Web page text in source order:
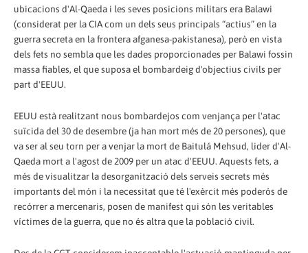
ubicacions d'Al-Qaeda i les seves posicions militars era Balawi
(considerat per la CIA com un dels seus principals “actius” en la
guerra secreta en la frontera afganesa-pakistanesa), però en vista
dels fets no sembla que les dades proporcionades per Balawi fossin
massa fiables, el que suposa el bombardeig d'objectius civils per
part d'EEUU.
EEUU està realitzant nous bombardejos com venjança per l'atac
suïcida del 30 de desembre (ja han mort més de 20 persones), que
va ser al seu torn per a venjar la mort de Baitulá Mehsud, lider d'Al-
Qaeda mort a l'agost de 2009 per un atac d'EEUU. Aquests fets, a
més de visualitzar la desorganització dels serveis secrets més
importants del món i la necessitat que té l'exèrcit més poderós de
recórrer a mercenaris, posen de manifest qui són les veritables
víctimes de la guerra, que no és altra que la població civil.